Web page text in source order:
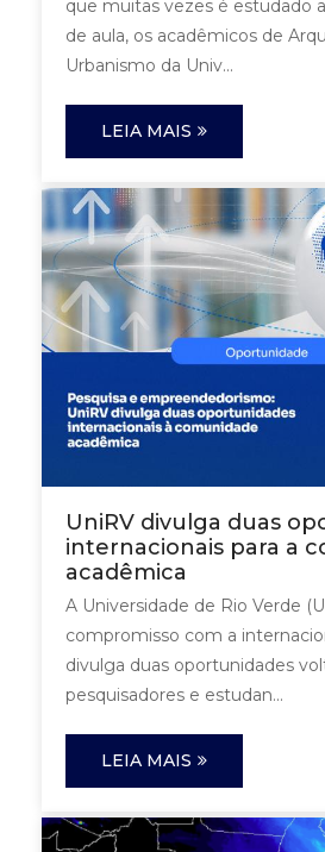
que muitas vezes é estudado
de aula, os acadêmicos de
Urbanismo da Univ...
LEIA MAIS
UniRV divulga duas
internacionais para a
acadêmica
A Universidade de Rio Verde
compromisso com a
divulga duas oportunidades
pesquisadores e estudan...
LEIA MAIS